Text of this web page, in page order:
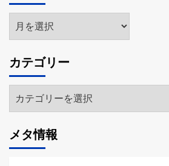
ア
ー
イ
ブ
カテゴリー
テ
リ
ー
メタ情報